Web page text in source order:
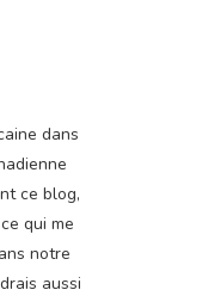
dans
ce blog,
qui me
notre
aussi